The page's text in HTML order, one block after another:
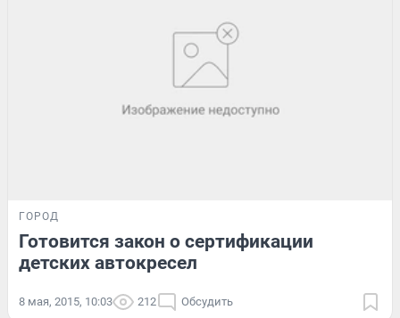
ГОРОД
Готовится закон о сертификации
детских автокресел
8 мая, 2015, 10:03 212 Обсудить